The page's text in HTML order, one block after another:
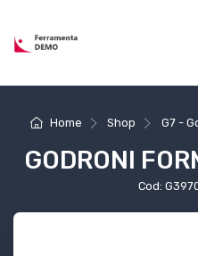
Home Shop G7 -
GODRONI
Cod: